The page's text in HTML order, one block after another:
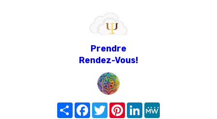
Prendre
Rendez-Vous!
Share FacebookTwitterPinterest
LinkedIn